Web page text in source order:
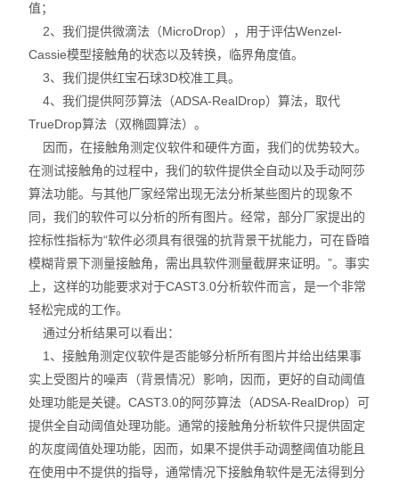
光谱色谱分析仪器
TOF相机（Time of Flight）
值；
2、我们提供微滴法（MicroDrop），用于评估Wenzel-
Cassie模型接触角的状态以及转换，临界角度值。
3、我们提供红宝石球3D校准工具。
4、我们提供阿莎算法（ADSA-RealDrop）算法，取代
TrueDrop算法（双椭圆算法）。
因而，在接触角测定仪软件和硬件方面，我们的优势较大。
在测试接触角的过程中，我们的软件提供全自动以及手动阿莎
算法功能。与其他厂家经常出现无法分析某些图片的现象不
同，我们的软件可以分析的所有图片。经常，部分厂家提出的
控标性指标为“软件必须具有很强的抗背景干扰能力，可在昏暗
模糊背景下测量接触角，需出具软件测量截屏来证明。”。事实
上，这样的功能要求对于CAST3.0分析软件而言，是一个非常
轻松完成的工作。
通过分析结果可以看出：
1、接触角测定仪软件是否能够分析所有图片并给出结果事
实上受图片的噪声（背景情况）影响，因而，更好的自动阈值
处理功能是关键。CAST3.0的阿莎算法（ADSA-RealDrop）可
提供全自动阈值处理功能。通常的接触角分析软件只提供固定
的灰度阈值处理功能，因而，如果不提供手动调整阈值功能且
在使用中不提供的指导，通常情况下接触角软件是无法得到分